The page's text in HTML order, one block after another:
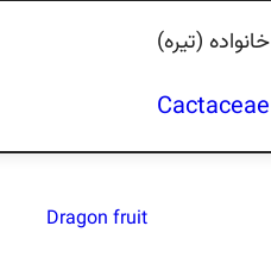
خانواده (تيره)
Cactaceae
Dragon fruit